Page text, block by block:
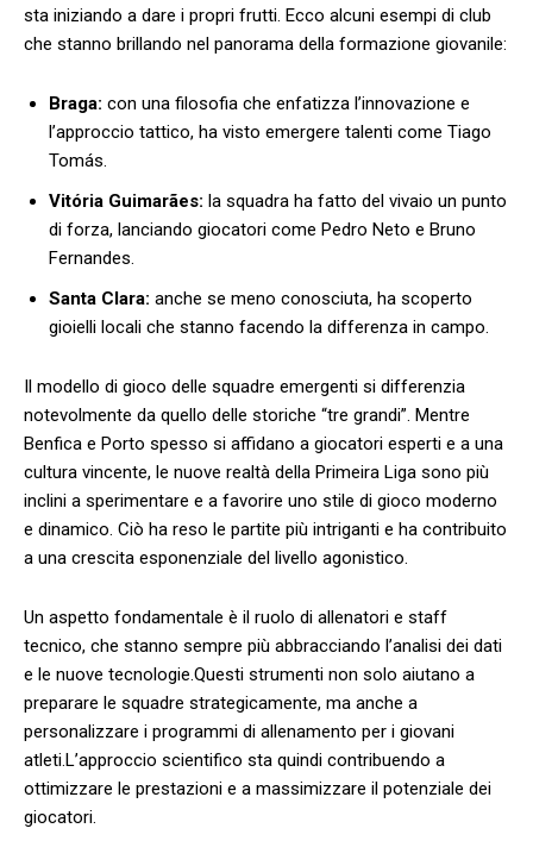
sta iniziando a dare i propri⁣ frutti.‍ Ecco alcuni esempi di club
che stanno brillando ⁤nel ⁣panorama della formazione giovanile:
Braga: con‌ una filosofia​ che enfatizza l’innovazione⁣ e
l’approccio tattico, ⁢ha visto emergere talenti come Tiago⁤
Tomás.
Vitória Guimarães: la squadra⁤ ha fatto​ del vivaio un punto
⁣di forza, lanciando giocatori come Pedro Neto e Bruno
‌Fernandes.
Santa Clara: anche se meno conosciuta, ‌ha‍ scoperto
gioielli‍ locali che stanno facendo la differenza in campo.
Il modello di gioco delle squadre emergenti si differenzia
notevolmente da quello delle storiche “tre‍ grandi”. Mentre
Benfica e Porto spesso si affidano a⁣ giocatori esperti e a una
cultura vincente,‌ le nuove ​realtà ‌della Primeira‍ Liga⁣ sono più
inclini a sperimentare ‍e a favorire ‍uno stile di gioco moderno
e ​dinamico. Ciò ha reso le partite‍ più intriganti e ha contribuito
a una crescita ​esponenziale del livello agonistico.
Un aspetto ⁢fondamentale​ è ‍il ruolo di allenatori e staff
tecnico, che stanno‍ sempre più ‍abbracciando l’analisi dei dati ​
e le nuove tecnologie.Questi strumenti non solo aiutano a
preparare le ​squadre strategicamente, ma anche a
personalizzare i programmi⁣ di allenamento ⁤per i giovani
atleti.L’approccio‍ scientifico sta quindi contribuendo a
ottimizzare le prestazioni e a massimizzare il potenziale dei
giocatori.